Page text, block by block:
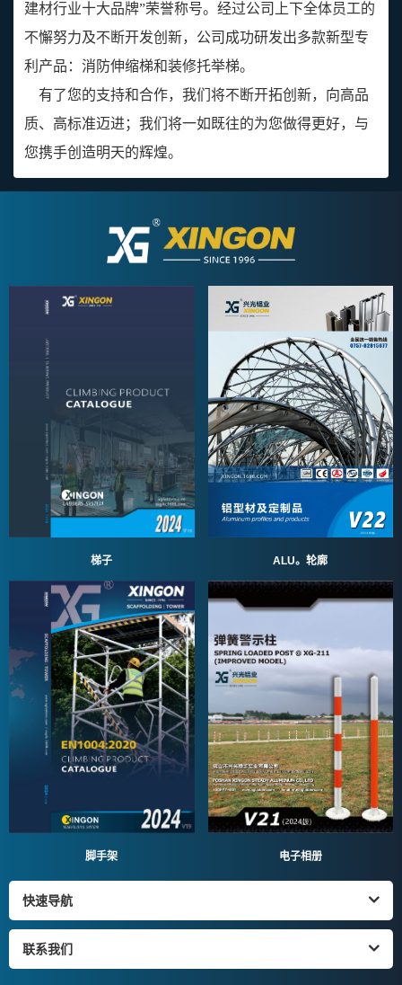
建材行业十大品牌”荣誉称号。经过公司上下全体员工的
不懈努力及不断开发创新，公司成功研发出多款新型专
利产品：消防伸缩梯和装修托举梯。
有了您的支持和合作，我们将不断开拓创新，向高品
质、高标准迈进；我们将一如既往的为您做得更好，与
您携手创造明天的辉煌。
梯子 ALU。轮廓
脚手架 电子相册
快速导航
联系我们